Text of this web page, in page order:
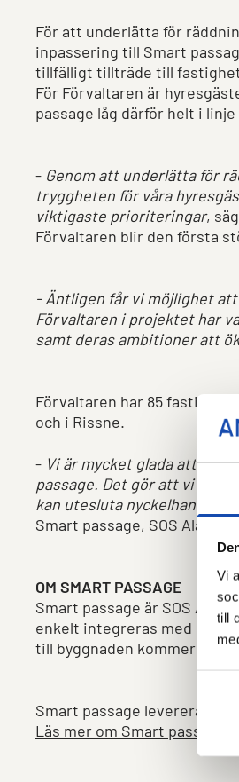
Vi
till
För att underlätta för
inpassering till Smart
tillfälligt tillträde till
För Förvaltaren är
passage låg därför helt i
- Genom att underlätta för
tryggheten för våra
viktigaste prioriteringar,
Förvaltaren blir den första
- Äntligen får vi möjlighet
Förvaltaren i projektet har
samt deras ambitioner att
Förvaltaren har 85
och i Rissne.
- Vi är mycket glada att
passage. Det gör att vi kan
kan utesluta
Smart passage, SOS Alarm.
OM SMART PASSAGE
Smart passage är SOS
enkelt integreras med
till byggnaden kommer de
Smart passage levereras av
Läs mer om Smart passage